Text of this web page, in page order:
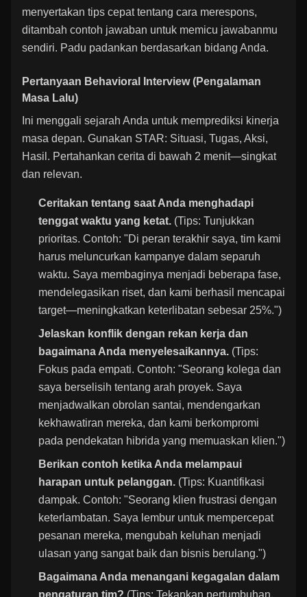
menyertakan tips cepat tentang cara merespons,
ditambah contoh jawaban untuk memicu jawabanmu
sendiri. Padu padankan berdasarkan bidang Anda.
Pertanyaan Behavioral Interview (Pengalaman
Masa Lalu)
Ini menggali sejarah Anda untuk memprediksi kinerja
masa depan. Gunakan STAR: Situasi, Tugas, Aksi,
Hasil. Pertahankan cerita di bawah 2 menit—singkat
dan relevan.
Ceritakan tentang saat Anda menghadapi
tenggat waktu yang ketat. (Tips: Tunjukkan
prioritas. Contoh: "Di peran terakhir saya, tim kami
harus meluncurkan kampanye dalam separuh
waktu. Saya membaginya menjadi beberapa fase,
mendelegasikan riset, dan kami berhasil mencapai
target—meningkatkan keterlibatan sebesar 25%.")
Jelaskan konflik dengan rekan kerja dan
bagaimana Anda menyelesaikannya. (Tips:
Fokus pada empati. Contoh: "Seorang kolega dan
saya berselisih tentang arah proyek. Saya
menjadwalkan obrolan santai, mendengarkan
kekhawatiran mereka, dan kami berkompromi
pada pendekatan hibrida yang memuaskan klien.")
Berikan contoh ketika Anda melampaui
harapan untuk pelanggan. (Tips: Kuantifikasi
dampak. Contoh: "Seorang klien frustrasi dengan
keterlambatan. Saya lembur untuk mempercepat
pesanan mereka, mengubah keluhan menjadi
ulasan yang sangat baik dan bisnis berulang.")
Bagaimana Anda menangani kegagalan dalam
pengaturan tim? (Tips: Tekankan pertumbuhan.